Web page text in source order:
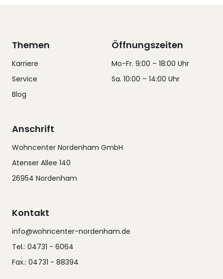
Themen
Karriere
Service
Blog
Öffnungszeiten
Mo-Fr. 9:00 – 18:00 Uhr
Sa. 10:00 – 14:00 Uhr
Anschrift
Wohncenter Nordenham GmbH
Atenser Allee 140
26954 Nordenham
Kontakt
info@wohncenter-nordenham.de
Tel.: 04731 - 6064
Fax.: 04731 - 88394